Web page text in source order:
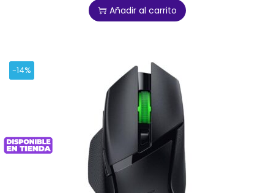
Añadir al carrito
-14%